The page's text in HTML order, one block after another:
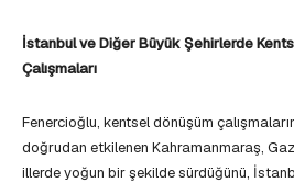
İstanbul ve Diğer Büyük Şehirlerde
Çalışmaları
Fenercioğlu, kentsel dönüşüm
doğrudan etkilenen Kahramanmaraş,
illerde yoğun bir şekilde sürdüğünü,